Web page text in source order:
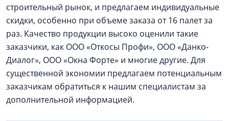
строительный рынок, и предлагаем индивидуальные
скидки, особенно при объеме заказа от 16 палет за
раз. Качество продукции высоко оценили такие
заказчики, как ООО «Откосы Профи», ООО «Данко-
Диалог», ООО «Окна Форте» и многие другие. Для
существенной экономии предлагаем потенциальным
заказчикам обратиться к нашим специалистам за
дополнительной информацией.